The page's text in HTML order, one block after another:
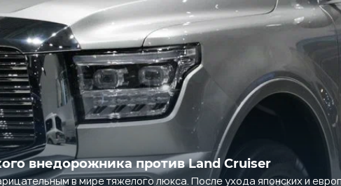
внедорожника против Land Cruiser
в мире тяжелого люкса. После ухода японских и